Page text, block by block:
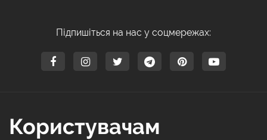
Підпишіться на нас у соцмережах:
Користувачам